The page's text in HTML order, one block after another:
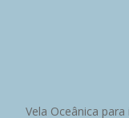
Vela Oceânica